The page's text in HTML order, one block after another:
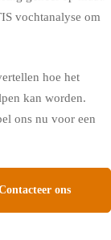
vochtanalyse om
hoe het
kan worden.
ons nu voor een
ons